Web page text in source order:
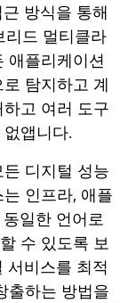
방식을 통해
리드 멀티클라
애플리케이션
탐지하고 계
고 여러 도구
앱니다.
디지털 성능
인프라, 애플
일한 언어로
수 있도록 보
서비스를 최적
출하는 방법을